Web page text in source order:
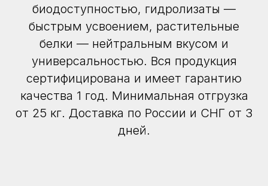
биодоступностью, гидролизаты —
быстрым усвоением, растительные
белки — нейтральным вкусом и
универсальностью. Вся продукция
сертифицирована и имеет гарантию
качества 1 год. Минимальная отгрузка
от 25 кг. Доставка по России и СНГ от 3
дней.